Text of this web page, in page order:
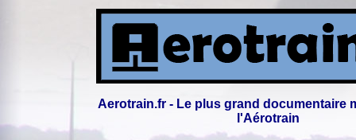
Aerotrain.fr - Le plus grand documentaire
l'Aérotrain